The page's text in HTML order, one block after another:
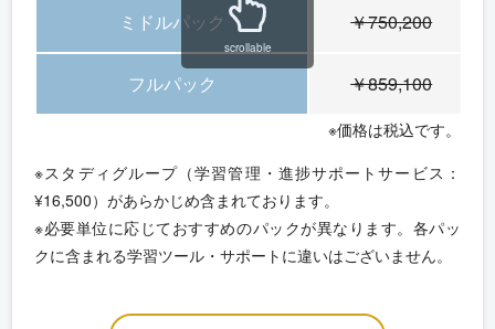
ミドルパック ￥750,200
フルパック ￥859,100
scrollable
※価格は税込です。
※スタディグループ（学習管理・進捗サポートサービス：
¥16,500）があらかじめ含まれております。
※必要単位に応じておすすめのパックが異なります。各パッ
クに含まれる学習ツール・サポートに違いはございません。